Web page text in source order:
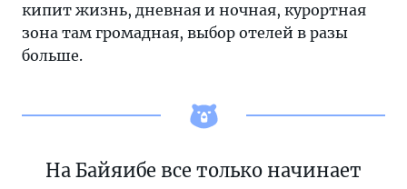
кипит жизнь, дневная и ночная, курортная
зона там громадная, выбор отелей в разы
больше.
На Байяибе все только начинает